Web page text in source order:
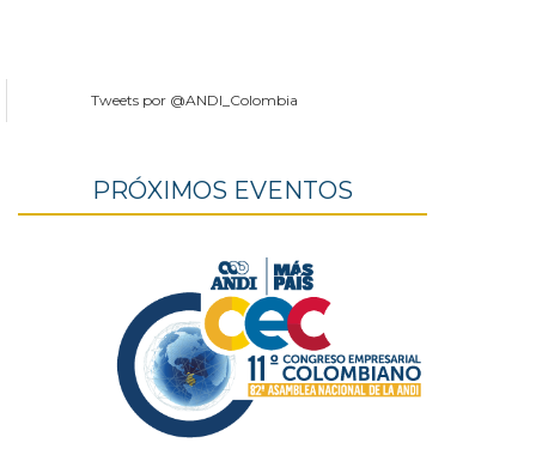
Tweets por @ANDI_Colombia
PRÓXIMOS EVENTOS